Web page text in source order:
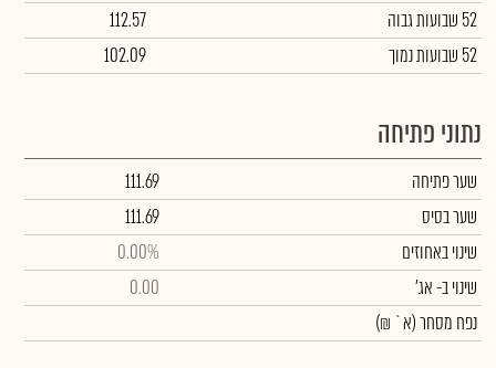
52 שבועות גבוה
112.57
52 שבועות נמוך
102.09
נתוני פתיחה
שער פתיחה
111.69
שער בסיס
111.69
שינוי באחוזים
0.00%
שינויב- אג'
0.00
נפח מסחר(א` ₪)